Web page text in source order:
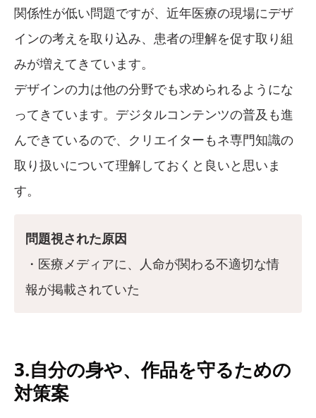
関係性が低い問題ですが、近年医療の現場にデザ
インの考えを取り込み、患者の理解を促す取り組
みが増えてきています。
デザインの力は他の分野でも求められるようにな
ってきています。デジタルコンテンツの普及も進
んできているので、クリエイターもネ専門知識の
取り扱いについて理解しておくと良いと思いま
す。
問題視された原因
・医療メディアに、人命が関わる不適切な情
報が掲載されていた
3.自分の身や、作品を守るための
対策案